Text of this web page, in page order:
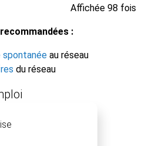
Affichée 98 fois
:
spontanée au réseau
du réseau